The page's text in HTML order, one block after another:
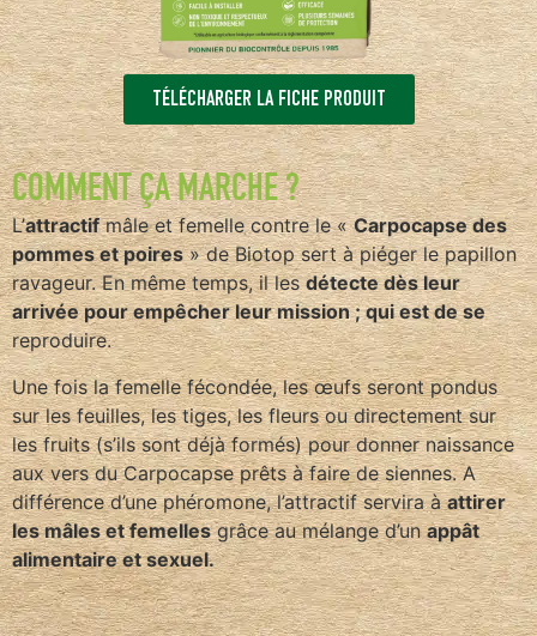
TÉLÉCHARGER LA FICHE PRODUIT
COMMENT ÇA MARCHE ?
L’attractifmâle et femelle contre le «Carpocapse des
pommes et poires» de Biotop sert à piéger le papillon
ravageur. En même temps, il lesdétecte dès leur
arrivée pour empêcher leur mission ; qui est de se
reproduire.
Une fois la femelle fécondée, les œufs seront pondus
sur les feuilles, les tiges, les fleurs ou directement sur
les fruits (s’ils sont déjà formés) pour donner naissance
aux vers du Carpocapse prêts à faire de siennes. A
différence d’une phéromone, l’attractif servira àattirer
les mâles et femellesgrâce au mélange d’unappât
alimentaire et sexuel.